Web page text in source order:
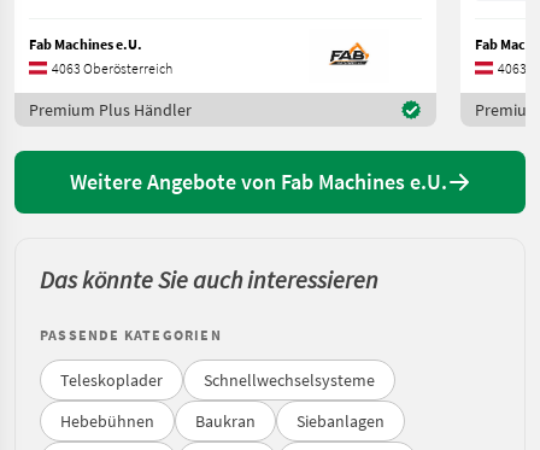
Fab Machines e.U.
4063 Oberösterreich
Premium Plus Händler
Fab
4063
Weitere Angebote von Fab Machines e.U.
Das könnte Sie auch interessieren
PASSENDE KATEGORIEN
Teleskoplader
Schnellwechselsysteme
Hebebühnen
Baukran
Siebanlagen